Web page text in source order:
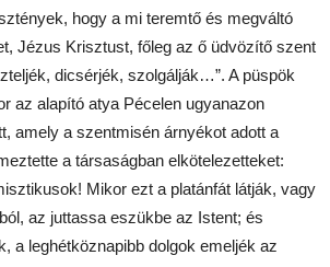
hogy a mi teremtő és megváltó
Jézus Krisztust, főleg az ő üdvözítő szent
dicsérjék, szolgálják…”. A püspök
az alapító atya Pécelen ugyanazon
amely a szentmisén árnyékot adott a
a társaságban elkötelezetteket:
Mikor ezt a platánfát látják, vagy
az juttassa eszükbe az Istent; és
a leghétköznapibb dolgok emeljék az